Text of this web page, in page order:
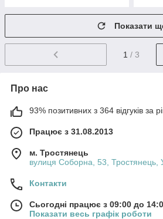
Показати
1 / 3
Про нас
93% позитивних з 364 відгуків за
Працює з 31.08.2013
м. Тростянець
вулиця Соборна, 53, Тростянець,
Контакти
Сьогодні працює з 09:00 до
Показати весь графік роботи